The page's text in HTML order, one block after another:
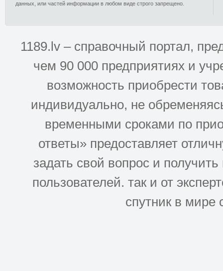
данных, или частей информации в любом виде строго запрещено.
1189.lv – справочный портал,
чем 90 000 предприятиях и
возможность приобрести
индивидуально, не
временными сроками по
ответы» предоставляет
задать свой вопрос и
пользователей. так и от
спутник в